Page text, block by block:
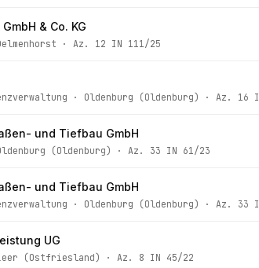
& Co. KG
· Az. 12 IN 111/25
· Oldenburg (Oldenburg) · Az. 16
und Tiefbau GmbH
(Oldenburg) · Az. 33 IN 61/23
und Tiefbau GmbH
· Oldenburg (Oldenburg) · Az. 33
UG
(Ostfriesland) · Az. 8 IN 45/22